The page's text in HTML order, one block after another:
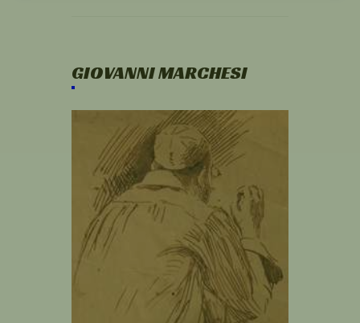
GIOVANNI MARCHESI